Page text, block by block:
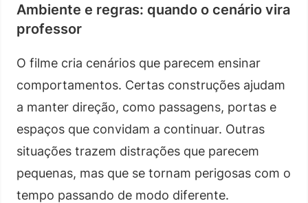
Ambiente e regras: quando o cenário vira
professor
O filme cria cenários que parecem ensinar
comportamentos. Certas construções ajudam
a manter direção, como passagens, portas e
espaços que convidam a continuar. Outras
situações trazem distrações que parecem
pequenas, mas que se tornam perigosas com o
tempo passando de modo diferente.